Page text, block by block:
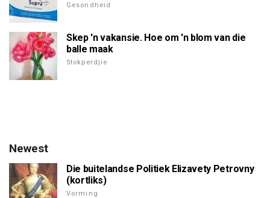
Gesondheid
Skep 'n vakansie. Hoe om 'n blom van die
balle maak
Stokperdjie
Newest
Die buitelandse Politiek Elizavety Petrovny
(kortliks)
Vorming